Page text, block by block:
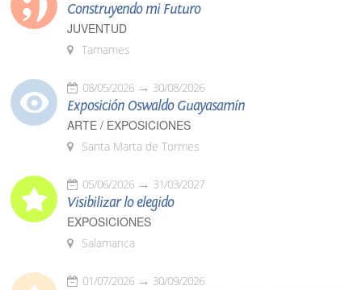
Construyendo mi Futuro
JUVENTUD
Tamames
08/05/2026 30/08/2026
Exposición Oswaldo Guayasamín
ARTE / EXPOSICIONES
Santa Marta de Tormes
05/06/2026 31/03/2027
Visibilizar lo elegido
EXPOSICIONES
Salamanca
01/07/2026 30/09/2026